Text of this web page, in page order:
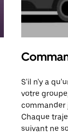
S'il n'y a
votre
commander
Chaque
suivant ne